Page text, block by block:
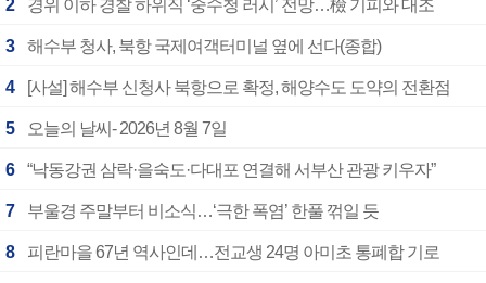
2 경위 이하 경찰 하위직 ‘중수청 러시’ 전망…檢 기피와 대조
3 해수부 청사, 북항 국제여객터미널 옆에 선다(종합)
4 [사설] 해수부 신청사 북항으로 확정, 해양수도 도약의 전환점
5 오늘의 날씨- 2026년 8월 7일
6 “낙동강권 삼락·을숙도·다대포 연결해 서부산 관광 키우자”
7 부울경 주말부터 비소식…‘극한 폭염’ 한풀 꺾일 듯
8 피란마을 67년 역사인데…전교생 24명 아미초 통폐합 기로